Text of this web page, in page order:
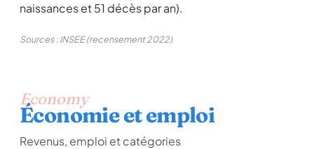
naissances et 51 décès par an).
Sources : INSEE (recensement 2022)
Economy
Économie et emploi
Revenus, emploi et catégories